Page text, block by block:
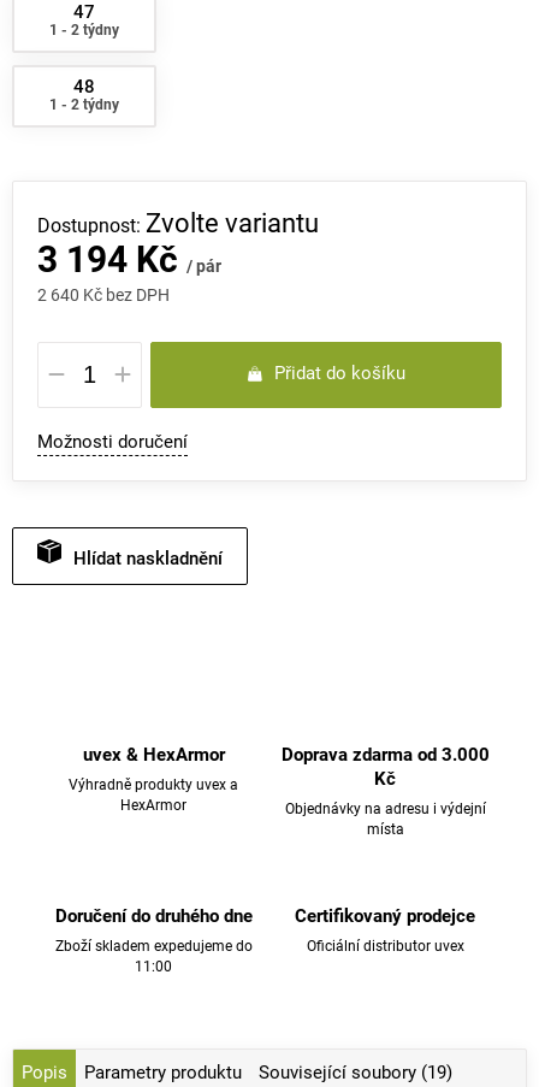
47
1 - 2 týdny
48
1 - 2 týdny
3 194 Kč / pár
2 640 Kč bez DPH
Měrná
cena:
Zvolte variantu
Přidat do košíku
Možnosti doručení
Hlídat
uvex & HexArmor
Výhradně produkty uvex a
HexArmor
Doprava zdarma od 3.000
Kč
Objednávky na adresu i výdejní
místa
Doručení do druhého dne
Zboží skladem expedujeme do
11:00
Certifikovaný prodejce
Oficiální distributor uvex
Popis Parametry produktu Související soubory (19)